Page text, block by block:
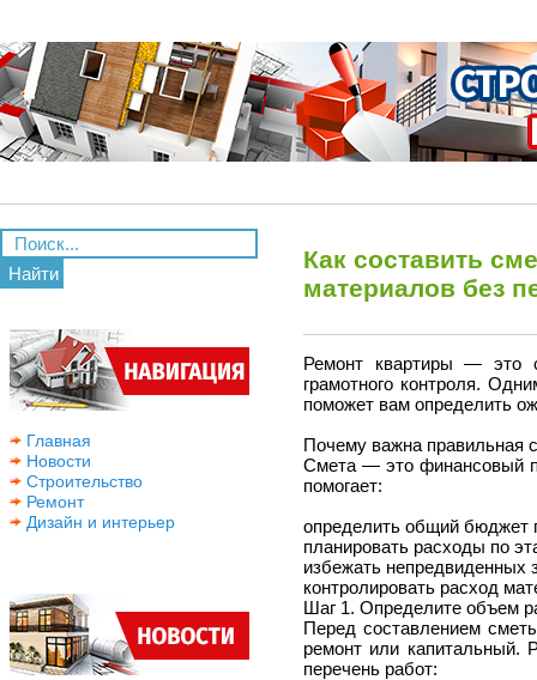
Найти
Главная
Новости
Строительство
Ремонт
Дизайн и интерьер
Как составить
материалов без
Ремонт квартиры — это
грамотного контроля.
поможет вам определить
Почему важна правильная
Смета — это финансовый
помогает:
определить общий бюджет
планировать расходы по
избежать непредвиденных
контролировать расход
Шаг 1. Определите объем
Перед составлением
ремонт или капитальный.
перечень работ: